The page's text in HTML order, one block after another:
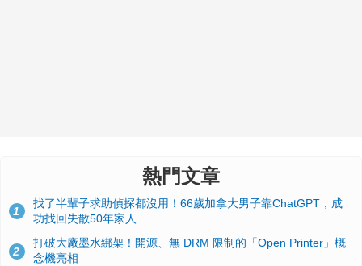
熱門文章
1
找了半輩子求助偵探都沒用！66歲加拿大男子靠ChatGPT，成
功找回失散50年家人
2
打破大廠墨水綁架！開源、無 DRM 限制的「Open Printer」概
念機亮相